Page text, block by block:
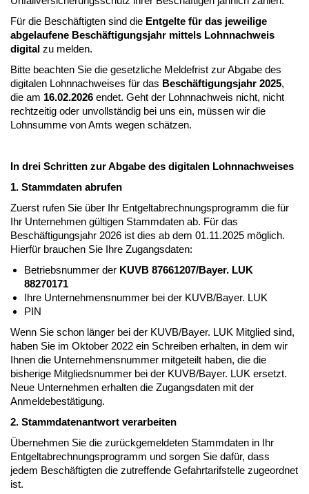
Für die Beschäftigten sind die Entgelte für das jeweilige
abgelaufene Beschäftigungsjahr mittels Lohnnachweis
digital zu melden.
Bitte beachten Sie die gesetzliche Meldefrist zur Abgabe des
digitalen Lohnnachweises für das Beschäftigungsjahr 2025,
die am 16.02.2026 endet. Geht der Lohnnachweis nicht, nicht
rechtzeitig oder unvollständig bei uns ein, müssen wir die
Lohnsumme von Amts wegen schätzen.
In drei Schritten zur Abgabe des digitalen Lohnnachweises
1. Stammdaten abrufen
Zuerst rufen Sie über Ihr Entgeltabrechnungsprogramm die für
Ihr Unternehmen gültigen Stammdaten ab. Für das
Beschäftigungsjahr 2026 ist dies ab dem 01.11.2025 möglich.
Hierfür brauchen Sie Ihre Zugangsdaten:
Betriebsnummer der KUVB 87661207/Bayer. LUK
88270171
Ihre Unternehmensnummer bei der KUVB/Bayer. LUK
PIN
Wenn Sie schon länger bei der KUVB/Bayer. LUK Mitglied sind,
haben Sie im Oktober 2022 ein Schreiben erhalten, in dem wir
Ihnen die Unternehmensnummer mitgeteilt haben, die die
bisherige Mitgliedsnummer bei der KUVB/Bayer. LUK ersetzt.
Neue Unternehmen erhalten die Zugangsdaten mit der
Anmeldebestätigung.
2. Stammdatenantwort verarbeiten
Übernehmen Sie die zurückgemeldeten Stammdaten in Ihr
Entgeltabrechnungsprogramm und sorgen Sie dafür, dass
jedem Beschäftigten die zutreffende Gefahrtarifstelle zugeordnet
ist.